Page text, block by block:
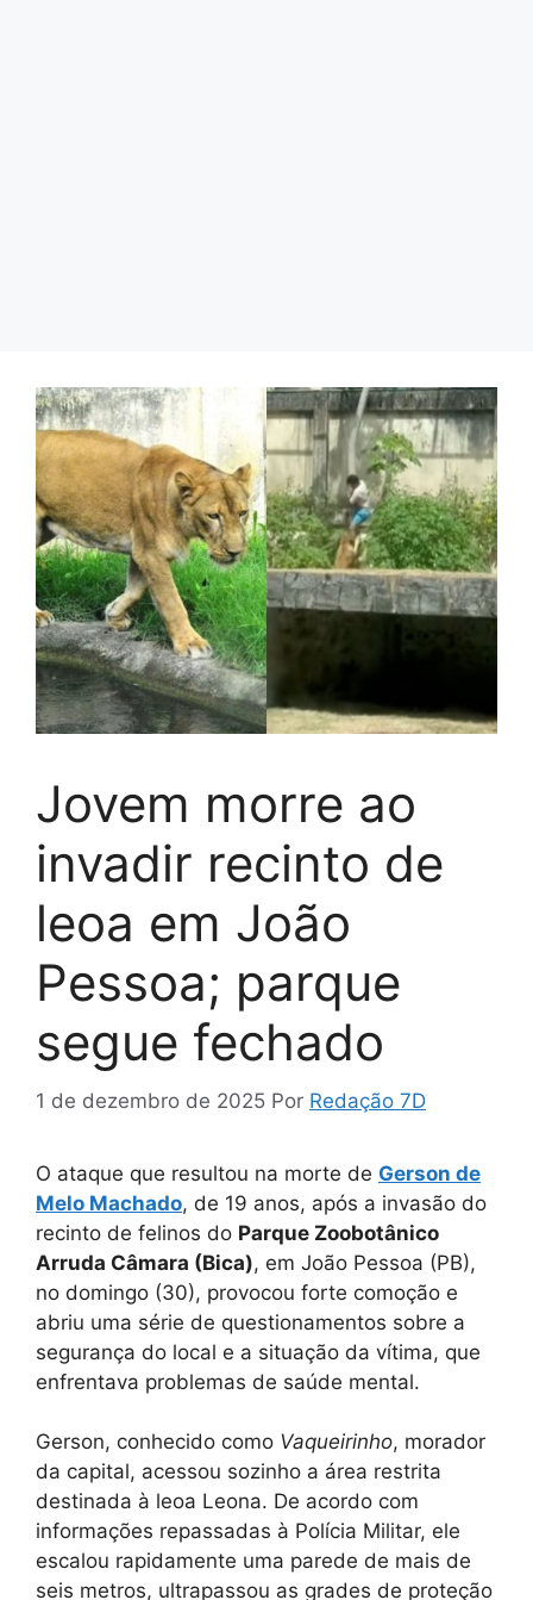
Jovem morre ao
invadir recinto de
leoa em João
Pessoa; parque
segue fechado
1 de dezembro de 2025 Por Redação 7D
O ataque que resultou na morte de Gerson de
Melo Machado, de 19 anos, após a invasão do
recinto de felinos do Parque Zoobotânico
Arruda Câmara (Bica), em João Pessoa (PB),
no domingo (30), provocou forte comoção e
abriu uma série de questionamentos sobre a
segurança do local e a situação da vítima, que
enfrentava problemas de saúde mental.
Gerson, conhecido como Vaqueirinho, morador
da capital, acessou sozinho a área restrita
destinada à leoa Leona. De acordo com
informações repassadas à Polícia Militar, ele
escalou rapidamente uma parede de mais de
seis metros, ultrapassou as grades de proteção